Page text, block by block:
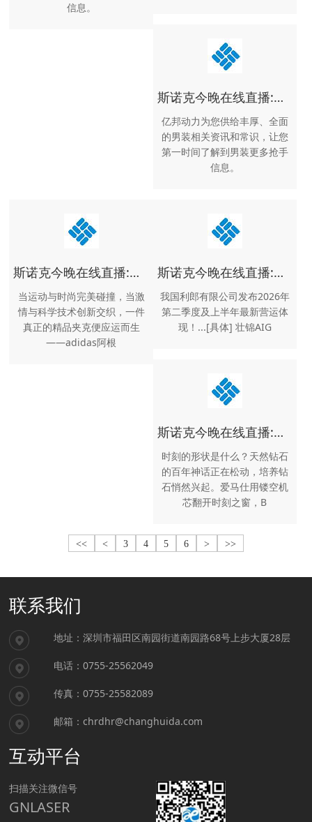
信息。
斯诺克今晚在线直播:男装最新的男装电商资讯、专题报道和常识服务内容 - 电商标签 - 亿邦动力
亿邦动力为您供给丰厚、全面
的男装相关资讯和常识，让您
第一时间了解到男装更多抢手
信息。
斯诺克今晚在线直播:热血与时尚并存——adidas阿根廷队足球休闲文化夹克外套男装春夏新款阿迪达斯官方 藏青 L
当运动与时尚完美碰撞，当激
情与科学技术创新交织，一件
真正的精品夹克便应运而生
——adidas阿根
斯诺克今晚在线直播:男装资讯_中服网
我国利郎有限公司发布2026年
第二季度及上半年最新营运体
现！...[具体] 壮锦AIG
斯诺克今晚在线直播:风气_风气我国网- 时髦奢侈品新媒体渠道
时刻的形状是什么？天然钻石
的百年神话正在松动，培养钻
石悄然兴起。爱马仕用镂空机
芯翻开时刻之窗，B
<< < 3 4 5 6 > >>
联系我们
地址： 深圳市福田区南园街道南园路68号上步大厦28层
电话： 0755-25562049
传真： 0755-25582089
邮箱： chrdhr@changhuida.com
互动平台
扫描关注微信号
GNLASER